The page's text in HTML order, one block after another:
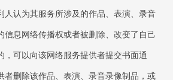
人认为其服务所涉及的作品、表演、录音
信息网络传播权或者被删除、改变了自己
，可以向该网络服务提供者提交书面通
者删除该作品、表演、录音录像制品，或